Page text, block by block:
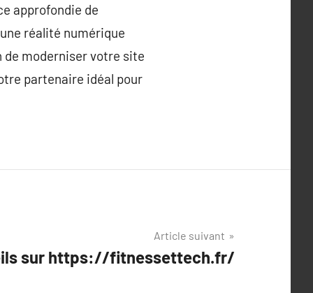
approfondie de
réalité numérique
de moderniser votre site
partenaire idéal pour
Article suivant
sur https://fitnessettech.fr/